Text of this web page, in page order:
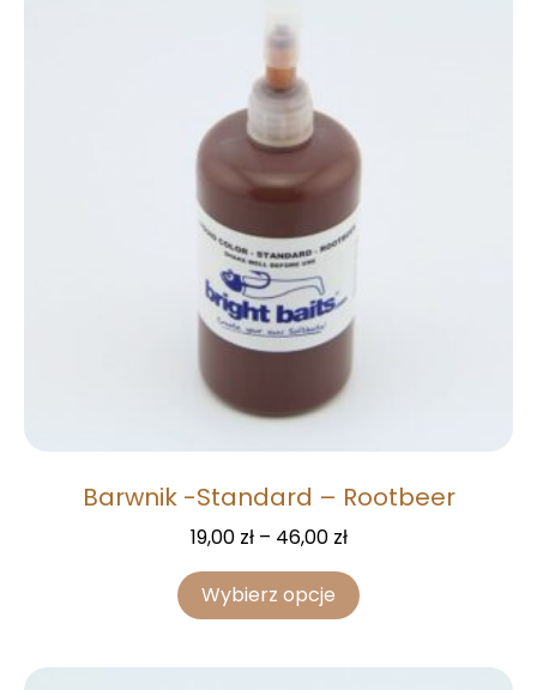
Barwnik -Standard – Rootbeer
19,00 zł – 46,00 zł
Wybierz opcje